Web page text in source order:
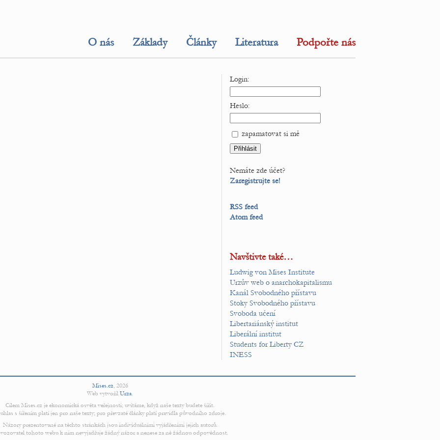
O nás Základy Články Literatura Podpořte nás
Login:
Heslo:
zapamatovat si mě
Nemáte zde účet?
Zaregistrujte se!
RSS feed
Atom feed
Navštivte také…
Ludwig von Mises Institute
Urzův web o anarchokapitalismu
Kanál Svobodného přístavu
Stoky Svobodného přístavu
Svoboda učení
Libertariánský institut
Liberální institut
Students for Liberty CZ
INESS
Mises.cz, 2026
Web vytvořil Urza.
Cílem Mises.cz je ekonomická osvěta veřejnosti; uvítáme, když naše texty budete šířit.
s šířením platí jen pro naše texty; pro převzaté články platí pravidla původního zdroje.
Názory prezentované na těchto stránkách jsou individuálními vyjádřeními jejich autorů.
tohoto webu k nim nevyjadřuje žádný názor a nenese za ně žádnou odpovědnost.